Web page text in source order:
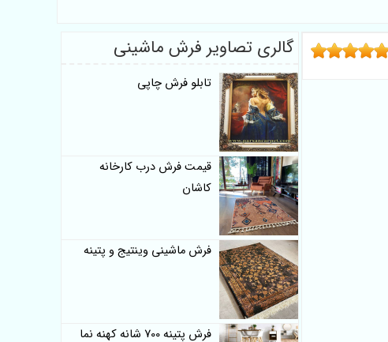
گالری تصاویر فرش ماشینی
تابلو فرش چاپی
قیمت فرش درب کارخانه
کاشان
فرش ماشینی وینتیج و پتینه
فرش پتینه 700 شانه کهنه نما